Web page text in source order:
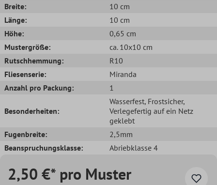
Breite:
10 cm
Länge:
10 cm
Höhe:
0,65 cm
Mustergröße:
ca. 10x10 cm
Rutschhemmung:
R10
Fliesenserie:
Miranda
Anzahl pro Packung:
1
Besonderheiten:
Wasserfest, Frostsicher,
Verlegefertig auf ein Netz
geklebt
Fugenbreite:
2,5mm
Beanspruchungsklasse:
Abriebklasse 4
2,50 €* pro Muster